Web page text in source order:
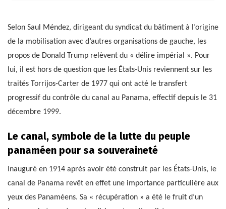
Selon Saul Méndez, dirigeant du syndicat du bâtiment à l’origine
de la mobilisation avec d’autres organisations de gauche, les
propos de Donald Trump relèvent du « délire impérial ». Pour
lui, il est hors de question que les États-Unis reviennent sur les
traités Torrijos-Carter de 1977 qui ont acté le transfert
progressif du contrôle du canal au Panama, effectif depuis le 31
décembre 1999.
Le canal, symbole de la lutte du peuple
panaméen pour sa souveraineté
Inauguré en 1914 après avoir été construit par les États-Unis, le
canal de Panama revêt en effet une importance particulière aux
yeux des Panaméens. Sa « récupération » a été le fruit d’un